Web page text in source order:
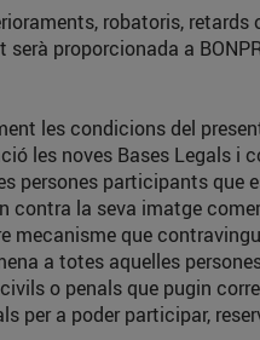
robatoris,
proporcionada a
les condicions del
les noves Bases Legals i
persones participants
la seva imatge
que
a totes aquelles
o penals que pugin
a poder participar,